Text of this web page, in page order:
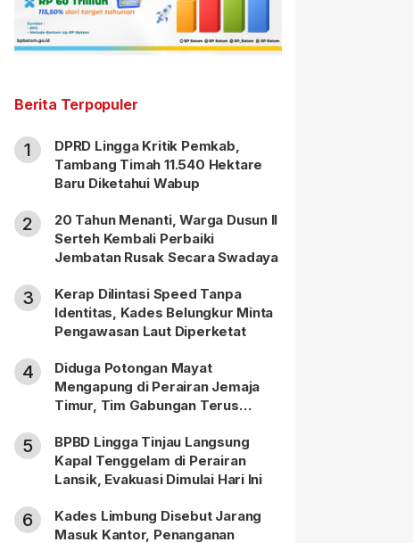
Berita Terpopuler
1
DPRD Lingga Kritik Pemkab,
Tambang Timah 11.540 Hektare
Baru Diketahui Wabup
2
20 Tahun Menanti, Warga Dusun II
Serteh Kembali Perbaiki
Jembatan Rusak Secara Swadaya
3
Kerap Dilintasi Speed Tanpa
Identitas, Kades Belungkur Minta
Pengawasan Laut Diperketat
4
Diduga Potongan Mayat
Mengapung di Perairan Jemaja
Timur, Tim Gabungan Terus
5
BPBD Lingga Tinjau Langsung
Kapal Tenggelam di Perairan
Lansik, Evakuasi Dimulai Hari Ini
6
Kades Limbung Disebut Jarang
Masuk Kantor, Penanganan